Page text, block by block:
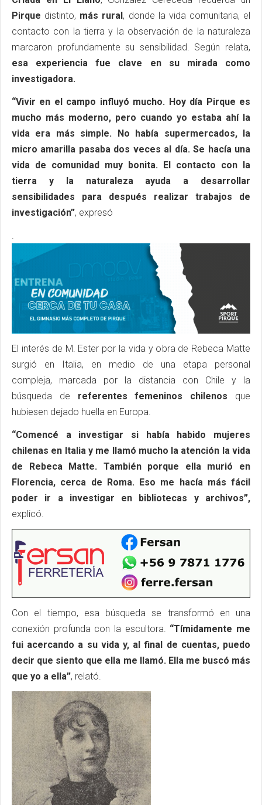
Pirque distinto, más rural, donde la vida comunitaria, el
contacto con la tierra y la observación de la naturaleza
marcaron profundamente su sensibilidad. Según relata,
esa experiencia fue clave en su mirada como
investigadora.
“Vivir en el campo influyó mucho. Hoy día Pirque es
mucho más moderno, pero cuando yo estaba ahí la
vida era más simple. No había supermercados, la
micro amarilla pasaba dos veces al día. Se hacía una
vida de comunidad muy bonita. El contacto con la
tierra y la naturaleza ayuda a desarrollar
sensibilidades para después realizar trabajos de
investigación”, expresó
El interés de M. Ester por la vida y obra de Rebeca Matte
surgió en Italia, en medio de una etapa personal
compleja, marcada por la distancia con Chile y la
búsqueda de referentes femeninos chilenos que
hubiesen dejado huella en Europa.
“Comencé a investigar si había habido mujeres
chilenas en Italia y me llamó mucho la atención la vida
de Rebeca Matte. También porque ella murió en
Florencia, cerca de Roma. Eso me hacía más fácil
poder ir a investigar en bibliotecas y archivos”,
explicó.
Con el tiempo, esa búsqueda se transformó en una
conexión profunda con la escultora. “Tímidamente me
fui acercando a su vida y, al final de cuentas, puedo
decir que siento que ella me llamó. Ella me buscó más
que yo a ella”, relató.